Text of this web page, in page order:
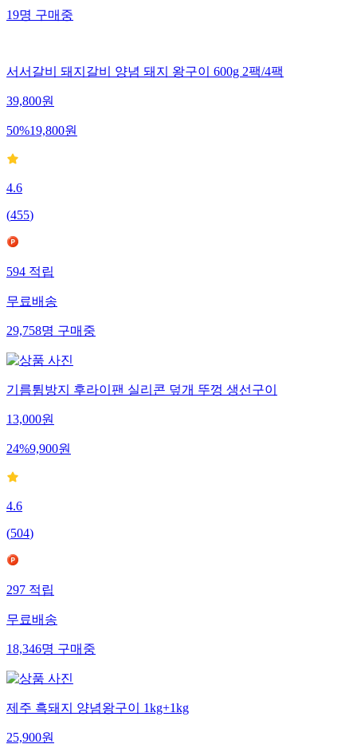
19명구매중
서서갈비 돼지갈비 양념 돼지 왕구이 600g 2팩/4팩
39,800원
50%19,800원
4.6
(455)
594적립
무료배송
29,758명구매중
기름튐방지 후라이팬 실리콘 덮개 뚜껑 생선구이
13,000원
24%9,900원
4.6
(504)
297적립
무료배송
18,346명구매중
제주 흑돼지 양념왕구이 1kg+1kg
25,900원